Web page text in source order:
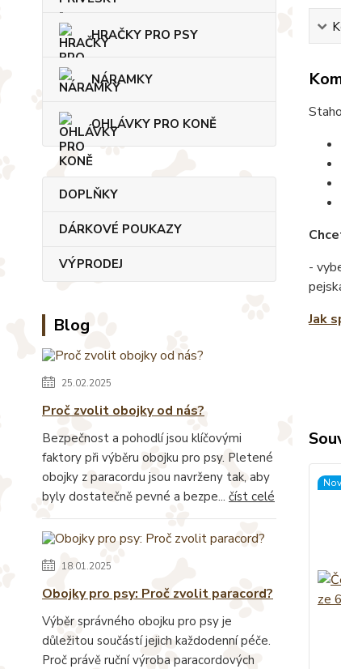
HRAČKY PRO PSY
NÁRAMKY
OHLÁVKY PRO KONĚ
DOPLŇKY
DÁRKOVÉ POUKAZY
VÝPRODEJ
Blog
25.02.2025
Proč zvolit obojky od nás?
Bezpečnost a pohodlí jsou klíčovými
faktory při výběru obojku pro psy. Pletené
obojky z paracordu jsou navrženy tak, aby
byly dostatečně pevné a bezpe... číst celé
18.01.2025
Obojky pro psy: Proč zvolit paracord?
Výběr správného obojku pro psy je
důležitou součástí jejich každodenní péče.
Proč právě ruční výroba paracordových
-
Jak